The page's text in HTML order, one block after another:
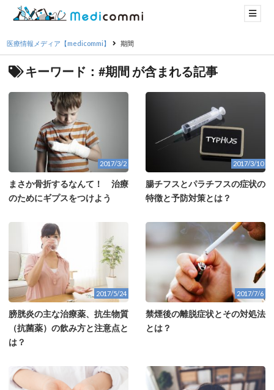
医療情報メディア【medicommi】 期間
キーワード：#期間 が含まれる記事
2017/3/2
まさか骨折するなんて！ 治療
のためにギプスをつけよう
2017/3/10
腸チフスとパラチフスの症状の
特徴と予防対策とは？
2017/5/24
膀胱炎の主な治療薬、抗生物質
（抗菌薬）の飲み方と注意点と
は？
2017/7/6
禁煙後の離脱症状とその対処法
とは？